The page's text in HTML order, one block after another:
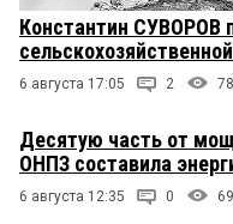
Константин СУВОРОВ
6 августа 17:05 2
Десятую часть от
ОНПЗ составила
6 августа 12:35 0